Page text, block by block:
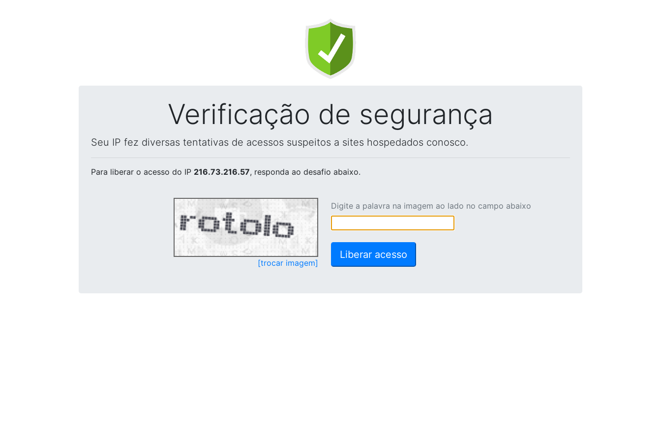
Verificação de segurança
Seu IP fez diversas tentativas de acessos suspeitos a sites hospedados conosco.
Para liberar o acesso do IP 216.73.216.57, responda ao desafio abaixo.
[trocar imagem]
Digite a palavra na imagem ao lado no campo abaixo